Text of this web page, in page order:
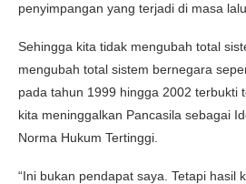
penyimpangan yang terjadi di masa lalu.
Sehingga kita tidak mengubah total
mengubah total sistem bernegara
pada tahun 1999 hingga 2002 terbukti
kita meninggalkan Pancasila sebagai
Norma Hukum Tertinggi.
“Ini bukan pendapat saya. Tetapi hasil